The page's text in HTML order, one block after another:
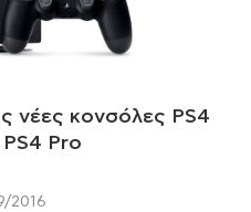
νέες κονσόλες PS4
PS4 Pro
2016